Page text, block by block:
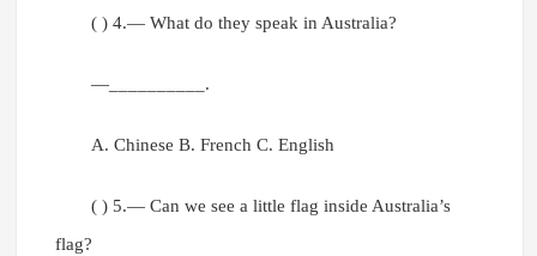
( ) 4.— What do they speak in Australia?
—__________.
A. Chinese B. French C. English
( ) 5.— Can we see a little flag inside Australia’s
flag?